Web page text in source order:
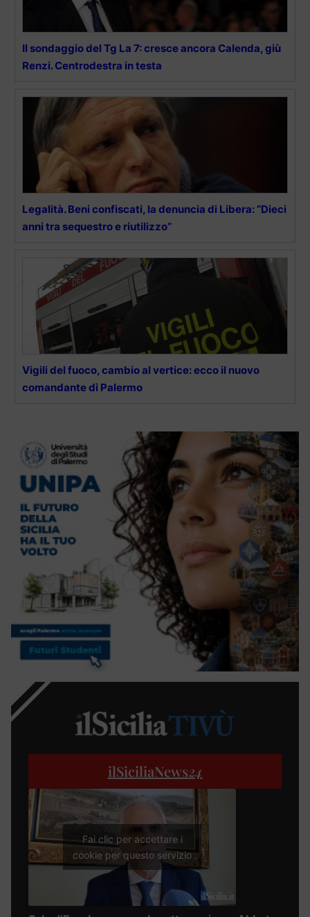
Il sondaggio del Tg La 7: cresce ancora Calenda, giù
Renzi. Centrodestra in testa
Legalità. Beni confiscati, la denuncia di Libera: “Dieci
anni tra sequestro e riutilizzo”
Vigili del fuoco, cambio al vertice: ecco il nuovo
comandante di Palermo
ilSiciliaNews24
Fai clic per accettare i
cookie per questo servizio